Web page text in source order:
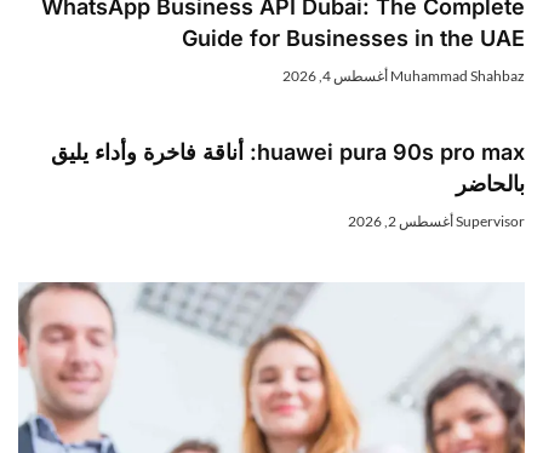
WhatsApp Business API Dubai: The Complete
Guide for Businesses in the UAE
Muhammad Shahbaz أغسطس 4, 2026
huawei pura 90s pro max: أناقة فاخرة وأداء يليق
بالحاضر
Supervisorأغسطس 2, 2026